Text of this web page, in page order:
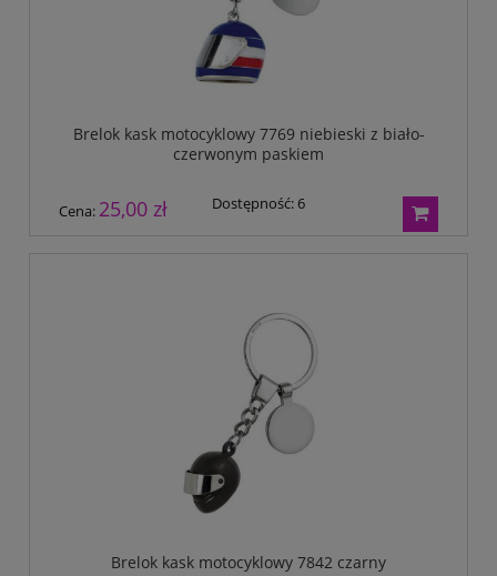
Brelok kask motocyklowy 7769 niebieski z biało-
czerwonym paskiem
Cena: 25,00 zł Dostępność:6
Brelok kask motocyklowy 7842 czarny